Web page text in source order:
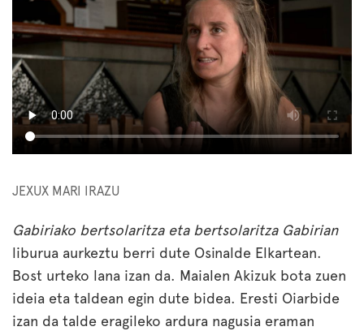
JEXUX MARI IRAZU
Gabiriako bertsolaritza eta bertsolaritza Gabirian
liburua aurkeztu berri dute Osinalde Elkartean.
Bost urteko lana izan da. Maialen Akizuk bota zuen
ideia eta taldean egin dute bidea. Eresti Oiarbide
izan da talde eragileko ardura nagusia eraman